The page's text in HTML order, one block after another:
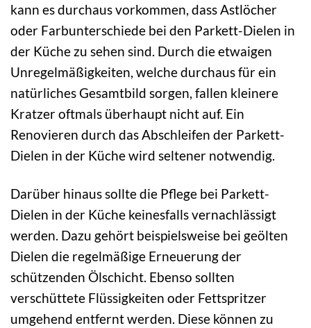
kann es durchaus vorkommen, dass Astlöcher
oder Farbunterschiede bei den Parkett-Dielen in
der Küche zu sehen sind. Durch die etwaigen
Unregelmäßigkeiten, welche durchaus für ein
natürliches Gesamtbild sorgen, fallen kleinere
Kratzer oftmals überhaupt nicht auf. Ein
Renovieren durch das Abschleifen der Parkett-
Dielen in der Küche wird seltener notwendig.
Darüber hinaus sollte die Pflege bei Parkett-
Dielen in der Küche keinesfalls vernachlässigt
werden. Dazu gehört beispielsweise bei geölten
Dielen die regelmäßige Erneuerung der
schützenden Ölschicht. Ebenso sollten
verschüttete Flüssigkeiten oder Fettspritzer
umgehend entfernt werden. Diese können zu